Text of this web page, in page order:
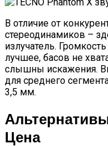
В отличие от
стереодинамиков –
излучатель.
лучшее, басов не
слышны искажения.
для среднего
3,5 мм.
Альтернативы
Цена